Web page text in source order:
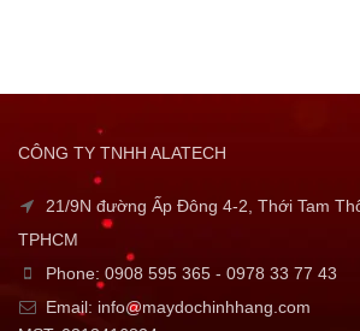
CÔNG TY TNHH ALATECH
21/9N đường Ấp Đông 4-2, Thới Tam
TPHCM
Phone: 0908 595 365 - 0978 33 77 43
Email: info@maydochinhhang.com